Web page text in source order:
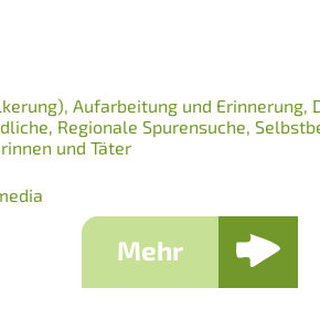
Aufarbeitung und Erinnerung
Regionale Spurensuche
und Täter
Mehr